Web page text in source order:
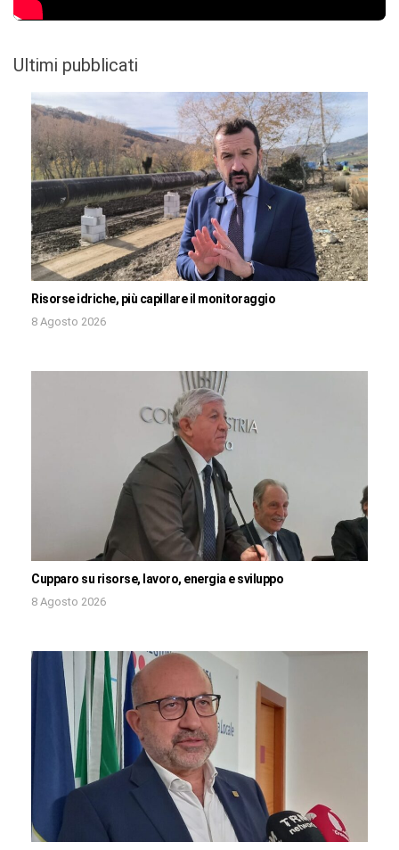
Ultimi pubblicati
Risorse idriche, più capillare il monitoraggio
8 Agosto 2026
Cupparo su risorse, lavoro, energia e sviluppo
8 Agosto 2026